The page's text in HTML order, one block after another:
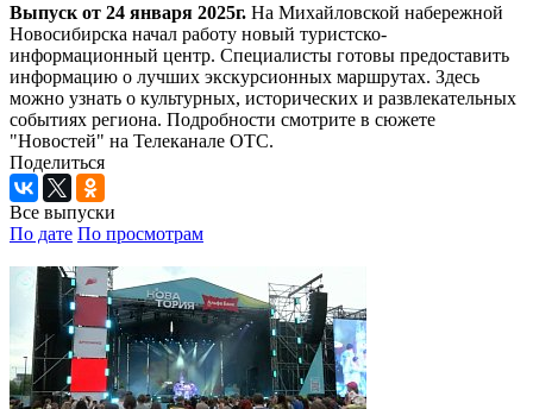
Выпуск от 24 января 2025г. На Михайловской набережной
Новосибирска начал работу новый туристско-
информационный центр. Специалисты готовы предоставить
информацию о лучших экскурсионных маршрутах. Здесь
можно узнать о культурных, исторических и развлекательных
событиях региона. Подробности смотрите в сюжете
"Новостей" на Телеканале ОТС.
Поделиться
Все выпуски
По дате По просмотрам